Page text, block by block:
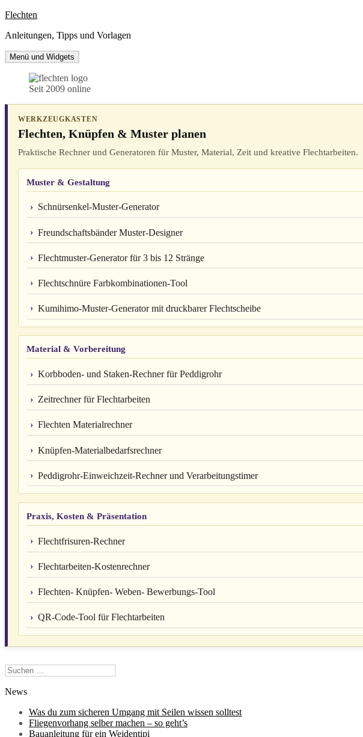
Zum
springen
Flechten
Anleitungen, Tipps und Vorlagen
Menü und Widgets
Seit 2009 online
WERKZEUGKASTEN
Flechten, Knüpfen & Muster planen
Praktische Rechner und Generatoren für Muster, Material, Zeit und kreative Flechtarbeiten.
Muster & Gestaltung
Schnürsenkel-Muster-Generator
Freundschaftsbänder Muster-Designer
Flechtmuster-Generator für 3 bis 12 Stränge
Flechtschnüre Farbkombinationen-Tool
Kumihimo-Muster-Generator mit druckbarer Flechtscheibe
Material & Vorbereitung
Korbboden- und Staken-Rechner für Peddigrohr
Zeitrechner für Flechtarbeiten
Flechten Materialrechner
Knüpfen-Materialbedarfsrechner
Peddigrohr-Einweichzeit-Rechner und Verarbeitungstimer
Praxis, Kosten & Präsentation
Flechtfrisuren-Rechner
Flechtarbeiten-Kostenrechner
Flechten- Knüpfen- Weben- Bewerbungs-Tool
QR-Code-Tool für Flechtarbeiten
Suchen
nach:
News
Was du zum sicheren Umgang mit Seilen wissen solltest
Fliegenvorhang selber machen – so geht’s
Bauanleitung für ein Weidentipi